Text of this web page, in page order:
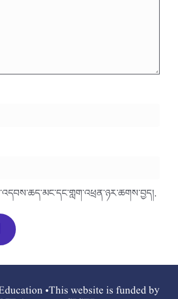
•This website is funded by